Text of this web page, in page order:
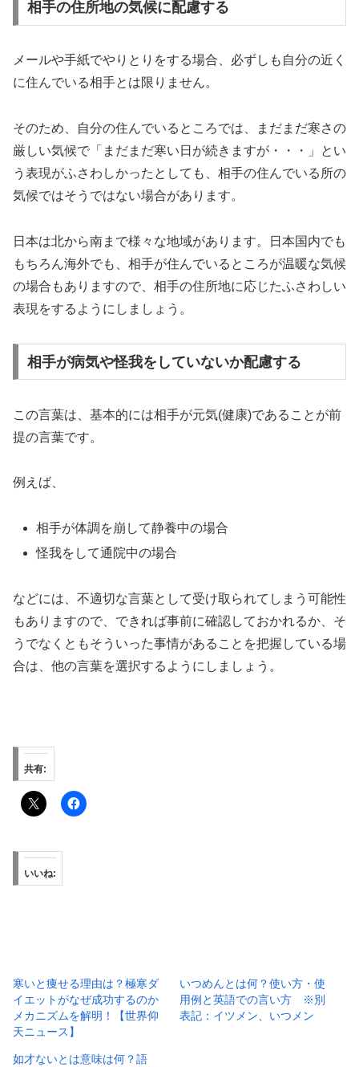
相手の住所地の気候に配慮する
メールや手紙でやりとりをする場合、必ずしも自分の近く
に住んでいる相手とは限りません。
そのため、自分の住んでいるところでは、まだまだ寒さの
厳しい気候で「まだまだ寒い日が続きますが・・・」とい
う表現がふさわしかったとしても、相手の住んでいる所の
気候ではそうではない場合があります。
日本は北から南まで様々な地域があります。日本国内でも
もちろん海外でも、相手が住んでいるところが温暖な気候
の場合もありますので、相手の住所地に応じたふさわしい
表現をするようにしましょう。
相手が病気や怪我をしていないか配慮する
この言葉は、基本的には相手が元気(健康)であることが前
提の言葉です。
例えば、
相手が体調を崩して静養中の場合
怪我をして通院中の場合
などには、不適切な言葉として受け取られてしまう可能性
もありますので、できれば事前に確認しておかれるか、そ
うでなくともそういった事情があることを把握している場
合は、他の言葉を選択するようにしましょう。
共有:
いいね:
寒いと痩せる理由は？極寒ダ
イエットがなぜ成功するのか
メカニズムを解明！【世界仰
天ニュース】
いつめんとは何？使い方・使
用例と英語での言い方 ※別
表記：イツメン、いつメン
如才ないとは意味は何？語